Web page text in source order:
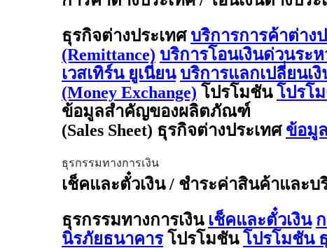
ธุรกิจต่างประเทศ บริการการค้าต่าง
(Remittance) บริการโอนเงินด่วนระห
เวสเทิร์น ยูเนี่ยน บริการแลกเปลี่ยนเ
(Money Exchange) โปรโมชัน โปรโ
ข้อมูลสำคัญของผลิตภัณฑ์
(Sales Sheet) ธุรกิจต่างประเทศ ข้อมู
ธุรกรรมทางการเงิน
เช็คและตั๋วเงิน / ชำระค่าสินค้าและบ
ธุรกรรมทางการเงิน เช็คและตั๋วเงิน
นิรภัยธนาคาร โปรโมชัน โปรโมชัน